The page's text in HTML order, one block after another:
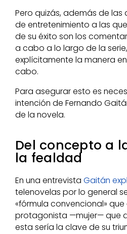
Pero quizás, además de
de entretenimiento a las
de su éxito son los
a cabo a lo largo de la
explícitamente la manera
cabo.
Para asegurar esto es
intención de Fernando
de la novela.
Del concepto a
la fealdad
En una entrevista Gaitán
telenovelas por lo general
«fórmula convencional»
protagonista —mujer— que
esta sería la clave de su